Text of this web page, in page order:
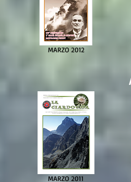
MARZO 2012
MARZO 2011